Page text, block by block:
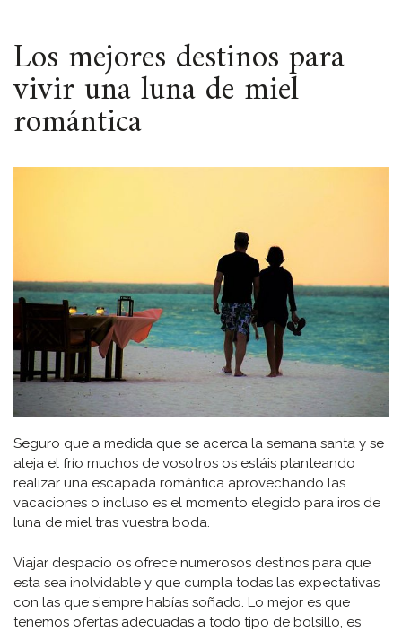
ESPACIO
Los mejores destinos para
vivir una luna de miel
romántica
Seguro que a medida que se acerca la semana santa y se
aleja el frío muchos de vosotros os estáis planteando
realizar una escapada romántica aprovechando las
vacaciones o incluso es el momento elegido para iros de
luna de miel tras vuestra boda.
Viajar despacio os ofrece numerosos destinos para que
esta sea inolvidable y que cumpla todas las expectativas
con las que siempre habías soñado. Lo mejor es que
tenemos ofertas adecuadas a todo tipo de bolsillo, es